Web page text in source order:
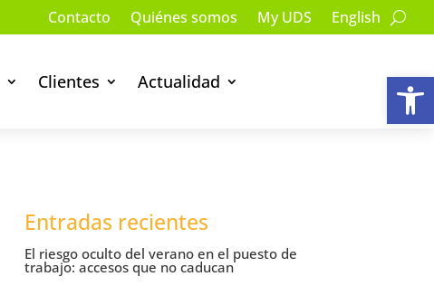
Contacto Quiénes somos My UDS English
Clientes Actualidad
Entradas recientes
El riesgo oculto del verano en el puesto de
trabajo: accesos que no caducan